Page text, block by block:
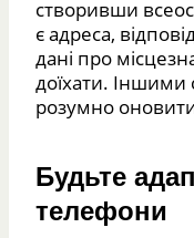
створивши
є адреса,
дані про
доїхати. Іншими
розумно
Будьте
телефони